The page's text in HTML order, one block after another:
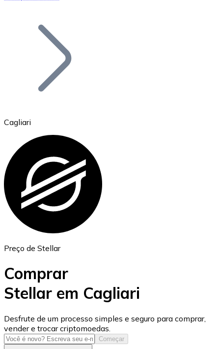
Bitcoin
Ethereum
ETH
USD Coin
USDC
Cagliari
Preço de Stellar
Comprar
Stellar em Cagliari
Desfrute de um processo simples e seguro para comprar,
vender e trocar criptomoedas.
Começar